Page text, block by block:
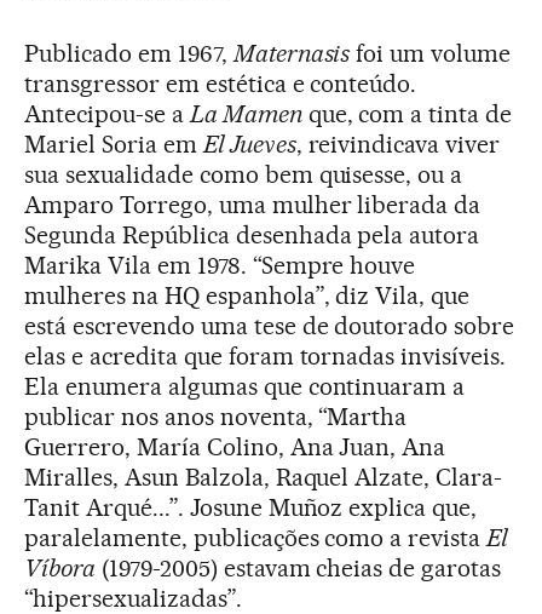
Publicado em 1967,Maternasis foi um volume
transgressor em estética e conteúdo.
Antecipou-se aLa Mamenque, com a tinta de
Mariel Soria emEl Jueves, reivindicava viver
sua sexualidade como bem quisesse, ou a
Amparo Torrego, uma mulher liberada da
Segunda República desenhada pela autora
Marika Vila em 1978. “Sempre houve
mulheres na HQ espanhola”, diz Vila, que
está escrevendo uma tese de doutorado sobre
elas e acredita que foram tornadas invisíveis.
Ela enumera algumas que continuaram a
publicar nos anos noventa, “Martha
Guerrero, María Colino, Ana Juan, Ana
Miralles, Asun Balzola, Raquel Alzate, Clara-
Tanit Arqué...”. Josune Muñoz explica que,
paralelamente, publicações como a revistaEl
Víbora (1979-2005) estavam cheias de garotas
“hipersexualizadas”.